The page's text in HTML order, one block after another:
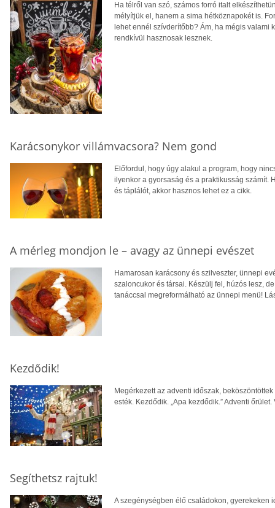
Ha télről van szó, számos forró italt
mélyítjük el, hanem a sima hétköznapokét is.
lehet ennél szívderítőbb? Ám, ha mégis
rendkívül hasznosak lesznek.
Karácsonykor villámvacsora? Nem gond
Előfordul, hogy úgy alakul a program, hogy
ilyenkor a gyorsaság és a praktikusság számít.
és táplálót, akkor hasznos lehet ez a cikk.
A mérleg mondjon le – avagy az ünnepi evészet
Hamarosan karácsony és szilveszter, ünnepi
szaloncukor és társai. Készülj fel, húzós lesz,
tanáccsal megreformálható az ünnepi menü!
Kezdődik!
Megérkezett az adventi időszak,
esték. Kezdődik. „Apa kezdődik.” Adventi őrület.
Segíthetsz rajtuk!
A szegénységben élő családokon, gyerekeken